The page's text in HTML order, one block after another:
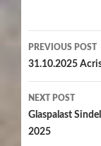
Post
PREVIOUS POST
31.10.2025
NEXT POST
Glaspalast
2025